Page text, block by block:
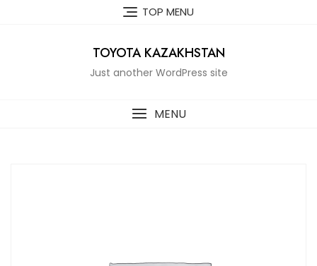
TOP MENU
TOYOTA KAZAKHSTAN
Just another WordPress site
MENU